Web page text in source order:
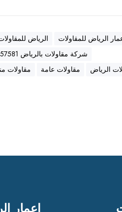
الرياض للمقاولات الرياض
شركة مقاولات بالرياض 0569557581
الرياض
مقاولات عامة مقاولات
إعمار